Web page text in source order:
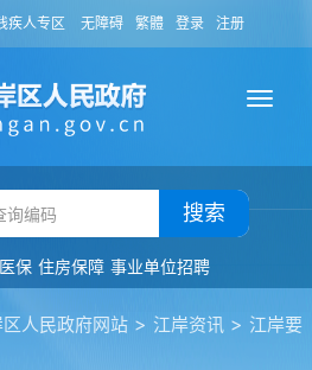
疾人专区 无障碍 繁體 登录 注册
搜索
医保 住房保障 事业单位招聘
区人民政府网站 > 江岸资讯 > 江岸要